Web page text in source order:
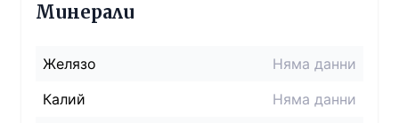
Минерали
Желязо
Няма данни
Калий
Няма данни